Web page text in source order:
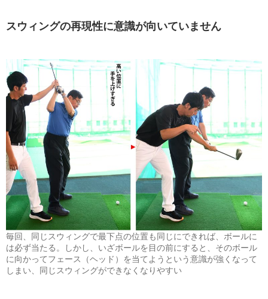
スウィングの再現性に意識が向いていません
毎回、同じスウィングで最下点の位置も同じにできれば、ボールに
は必ず当たる。しかし、いざボールを目の前にすると、そのボール
に向かってフェース（ヘッド）を当てようという意識が強くなって
しまい、同じスウィングができなくなりやすい